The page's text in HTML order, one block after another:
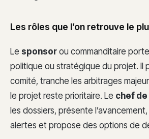
Les rôles que l’on retrouve le
Le sponsor ou commanditaire
politique ou stratégique du projet. Il
comité, tranche les arbitrages
le projet reste prioritaire. Le chef
les dossiers, présente
alertes et propose des options de